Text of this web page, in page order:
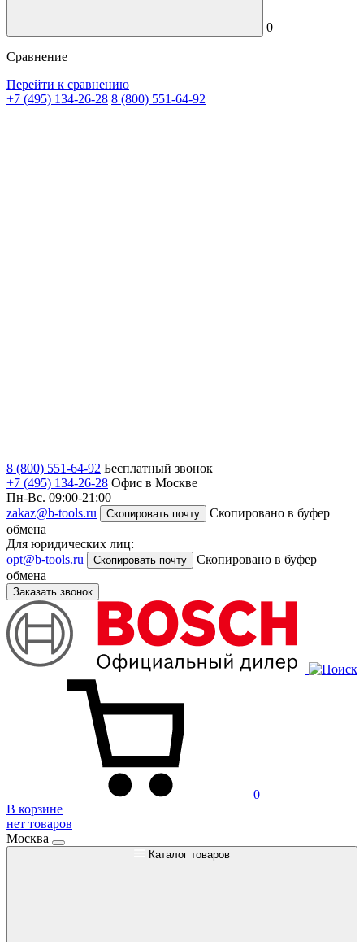
0
Сравнение
Перейти к сравнению
+7 (495) 134-26-28 8 (800) 551-64-92
8 (800) 551-64-92 Бесплатный звонок
+7 (495) 134-26-28 Офис в Москве
Пн-Вс. 09:00-21:00
zakaz@b-tools.ru
Скопировать почту
Скопировано в буфер
обмена
Для юридических лиц:
opt@b-tools.ru
Скопировать почту
Скопировано в буфер
обмена
Заказать звонок
0
В корзине
нет товаров
Москва
Каталог товаров